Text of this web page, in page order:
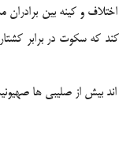
و كينه بين
كند كه سكوت در برابر
بيش از صليبي ها